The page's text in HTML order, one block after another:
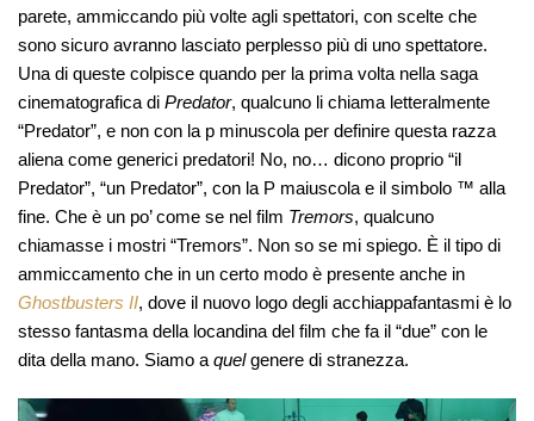
parete, ammiccando più volte agli spettatori, con scelte che
sono sicuro avranno lasciato perplesso più di uno spettatore.
Una di queste colpisce quando per la prima volta nella saga
cinematografica di Predator, qualcuno li chiama letteralmente
“Predator”, e non con la p minuscola per definire questa razza
aliena come generici predatori! No, no… dicono proprio “il
Predator”, “un Predator”, con la P maiuscola e il simbolo ™ alla
fine. Che è un po’ come se nel film Tremors, qualcuno
chiamasse i mostri “Tremors”. Non so se mi spiego. È il tipo di
ammiccamento che in un certo modo è presente anche in
Ghostbusters II, dove il nuovo logo degli acchiappafantasmi è lo
stesso fantasma della locandina del film che fa il “due” con le
dita della mano. Siamo a quelgenere di stranezza.